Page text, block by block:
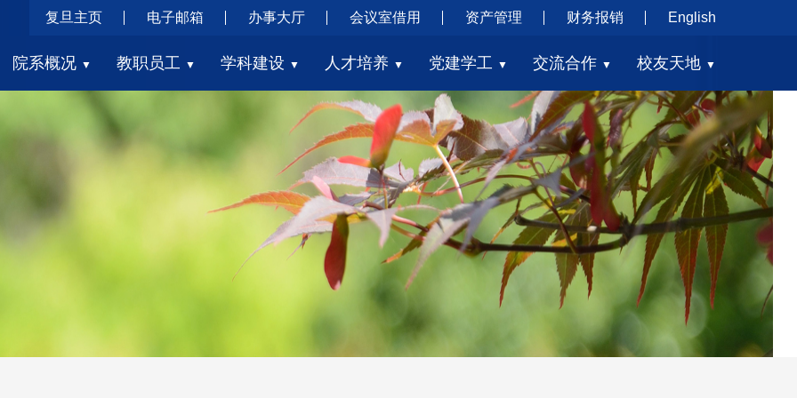
院系概况 ▼ 教职员工 ▼ 学科建设 ▼ 人才培养 ▼ 党建学工 ▼ 交流合作 ▼ 校友天地 ▼
复旦主页 电子邮箱 办事大厅 会议室借用 资产管理 财务报销 English